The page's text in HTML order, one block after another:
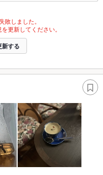
敗しました。
更新してください。
新する